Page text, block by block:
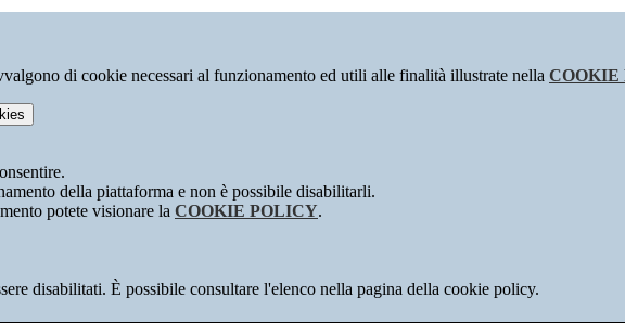
di cookie necessari al funzionamento ed utili alle finalità illustrate nella COOKIE
della piattaforma e non è possibile disabilitarli.
potete visionare la COOKIE POLICY.
disabilitati. È possibile consultare l'elenco nella pagina della cookie policy.